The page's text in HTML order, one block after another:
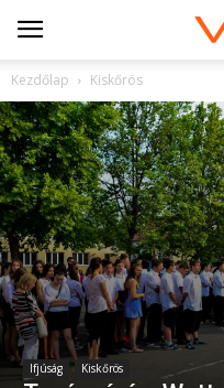
Kezdőlap Kiskőrös
Ifjúság Kiskőrös